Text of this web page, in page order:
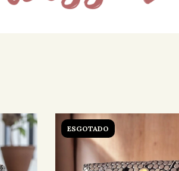
ESGOTADO